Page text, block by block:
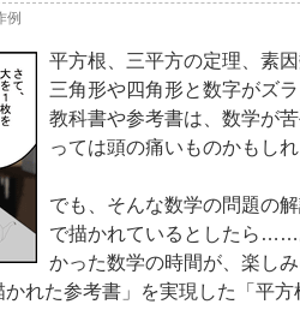
例
平方根、三平方の定理、素
三角形や四角形と数字がズ
教科書や参考書は、数学が
っては頭の痛いものかもしれ
でも、そんな数学の問題の
で描かれているとしたら……
かった数学の時間が、楽し
れた参考書」を実現した「平方